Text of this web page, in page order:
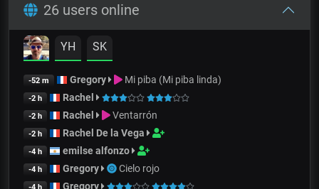
26 users online
YH SK
-52 m Gregory Mi piba (Mi piba linda)
-2 h Rachel
-2 h Rachel Ventarrón
-2 h Rachel De la Vega
-4 h emilse alfonzo
-4 h Gregory Cielo rojo
-4 h Gregory